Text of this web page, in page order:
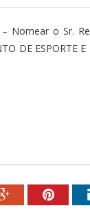
Nomear o Sr.
DE ESPORTE
Google+